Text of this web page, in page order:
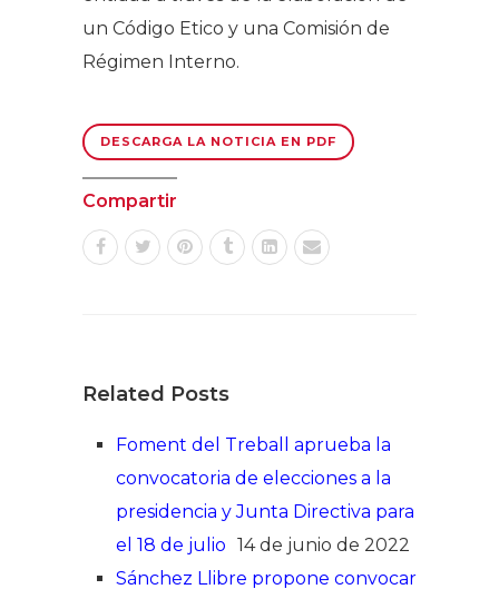
un Código Etico y una Comisión de
Régimen Interno.
DESCARGA LA NOTICIA EN PDF
Compartir
Related Posts
Foment del Treball aprueba la
convocatoria de elecciones a la
presidencia y Junta Directiva para
el 18 de julio 14 de junio de 2022
Sánchez Llibre propone convocar